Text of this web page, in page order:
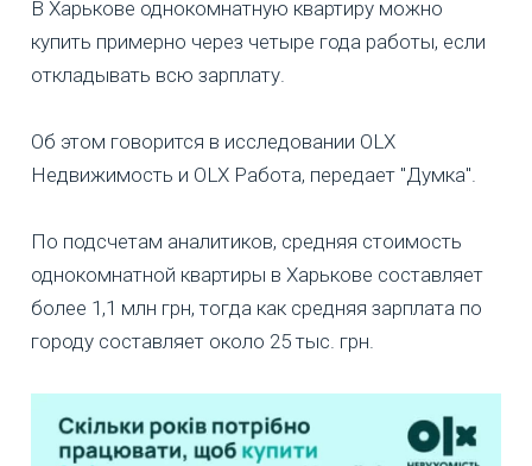
В Харькове однокомнатную квартиру можно
купить примерно через четыре года работы, если
откладывать всю зарплату.
Об этом говорится в исследовании OLX
Недвижимость и OLX Работа, передает "Думка".
По подсчетам аналитиков, средняя стоимость
однокомнатной квартиры в Харькове составляет
более 1,1 млн грн, тогда как средняя зарплата по
городу составляет около 25 тыс. грн.